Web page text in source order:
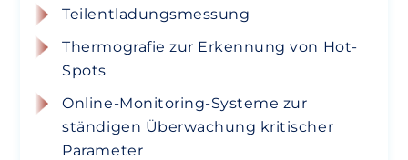
Teilentladungsmessung
Thermografie zur Erkennung von Hot-
Spots
Online-Monitoring-Systeme zur
ständigen Überwachung kritischer
Parameter